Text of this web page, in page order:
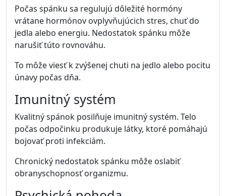
Počas spánku sa regulujú dôležité hormóny
vrátane hormónov ovplyvňujúcich stres, chuť do
jedla alebo energiu. Nedostatok spánku môže
narušiť túto rovnováhu.
To môže viesť k zvýšenej chuti na jedlo alebo pocitu
únavy počas dňa.
Imunitný systém
Kvalitný spánok posilňuje imunitný systém. Telo
počas odpočinku produkuje látky, ktoré pomáhajú
bojovať proti infekciám.
Chronický nedostatok spánku môže oslabiť
obranyschopnosť organizmu.